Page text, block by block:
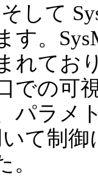
して
す。
れてお
での可
パラメ
いて制